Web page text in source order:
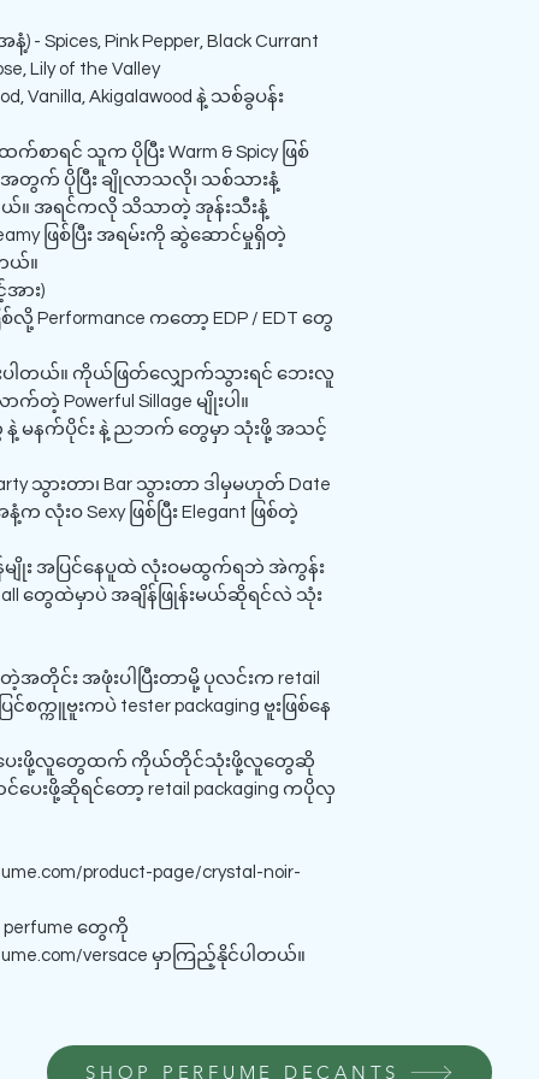
- Spices, Pink Pepper, Black Currant
Lily of the Valley
Vanilla, Akigalawood နဲ့ သစ်ခွပန်း
က်စာရင် သူက ပိုပြီး Warm & Spicy ဖြစ်
အတွက် ပိုပြီး ချိုလာသလို၊ သစ်သားနံ့
တယ်။ အရင်ကလို သိသာတဲ့ အုန်းသီးနံ့
ဖြစ်ပြီး အရမ်းကို ဆွဲဆောင်မှုရှိတဲ့
ယ်။
ား)
စ်လို့ Performance ကတော့ EDP / EDT တွေ
ပါတယ်။ ကိုယ်ဖြတ်လျှောက်သွားရင် ဘေးလူ
Powerful Sillage မျိုးပါ။
နဲ့ မနက်ပိုင်း နဲ့ ညဘက် တွေမှာ သုံးဖို့ အသင့်
သွားတာ၊ Bar သွားတာ ဒါမှမဟုတ် Date
းဝ Sexy ဖြစ်ပြီး Elegant ဖြစ်တဲ့
န်မျိုး အပြင်နေပူထဲ လုံးဝမထွက်ရဘဲ အဲကွန်း
Mall တွေထဲမှာပဲ အချိန်ဖြုန်းမယ်ဆိုရင်လဲ သုံး
းတဲ့အတိုင်း အဖုံးပါပြီးတာမို့ ပုလင်းက retail
စက္ကူဗူးကပဲ tester packaging ဗူးဖြစ်နေ
င်ပေးဖို့လူတွေထက် ကိုယ်တိုင်သုံးဖို့လူတွေဆို
ပေးဖို့ဆိုရင်တော့ retail packaging ကပိုလှ
product-page/crystal-noir-
perfume တွေကို
versace မှာကြည့်နိုင်ပါတယ်။
SHOP PERFUME DECANTS